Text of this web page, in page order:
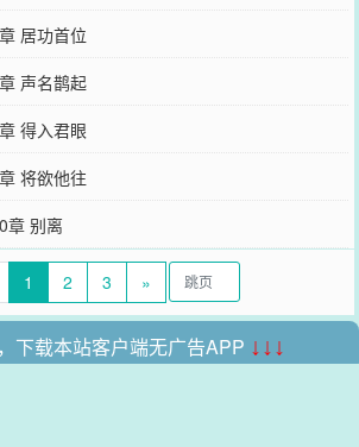
居功首位
声名鹊起
得入君眼
将欲他往
章 别离
1 2 3 »
下载本站客户端无广告APP ↓↓↓